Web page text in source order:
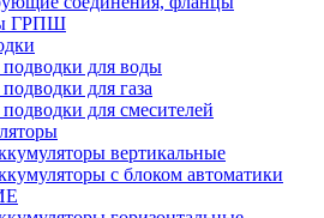
ГРПШ
для воды
для газа
для смесителей
вертикальные
с блоком автоматики